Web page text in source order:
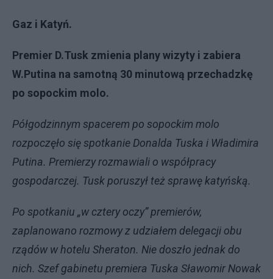
Gaz i Katyń.
Premier D.Tusk zmienia plany wizyty i zabiera
W.Putina na samotną 30 minutową przechadzkę
po sopockim molo.
Półgodzinnym spacerem po sopockim molo
rozpoczęło się spotkanie Donalda Tuska i Władimira
Putina. Premierzy rozmawiali o współpracy
gospodarczej. Tusk poruszył też sprawę katyńską.
Po spotkaniu „w cztery oczy” premierów,
zaplanowano rozmowy z udziałem delegacji obu
rządów w hotelu Sheraton. Nie doszło jednak do
nich. Szef gabinetu premiera Tuska Sławomir Nowak